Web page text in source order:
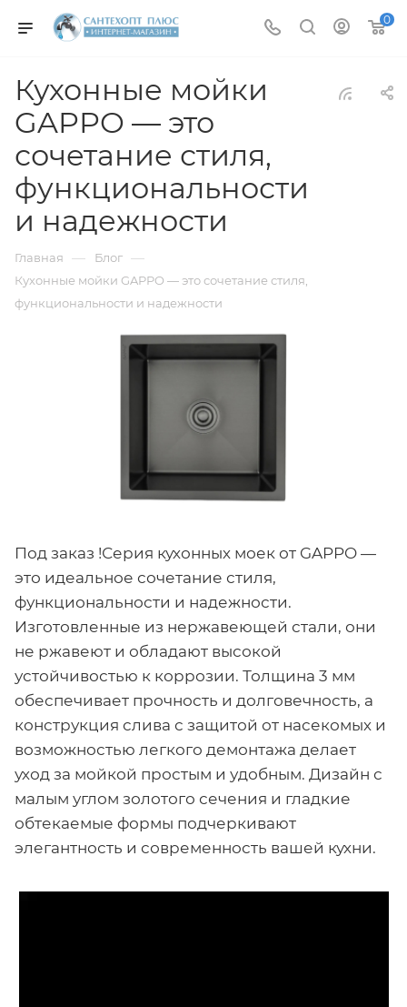
0
Кухонные мойки
GAPPO — это
сочетание стиля,
функциональности
и надежности
Главная — Блог —
Кухонные мойки GAPPO — это сочетание стиля,
функциональности и надежности
Под заказ !Серия кухонных моек от GAPPO —
это идеальное сочетание стиля,
функциональности и надежности.
Изготовленные из нержавеющей стали, они
не ржавеют и обладают высокой
устойчивостью к коррозии. Толщина 3 мм
обеспечивает прочность и долговечность, а
конструкция слива с защитой от насекомых и
возможностью легкого демонтажа делает
уход за мойкой простым и удобным. Дизайн с
малым углом золотого сечения и гладкие
обтекаемые формы подчеркивают
элегантность и современность вашей кухни.